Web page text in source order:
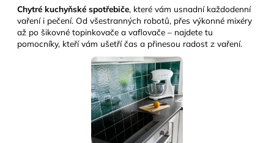
Chytré kuchyňské spotřebiče, které vám usnadní každodenní
vaření i pečení. Od všestranných robotů, přes výkonné mixéry
až po šikovné topinkovače a vaflovače – najdete tu
pomocníky, kteří vám ušetří čas a přinesou radost z vaření.